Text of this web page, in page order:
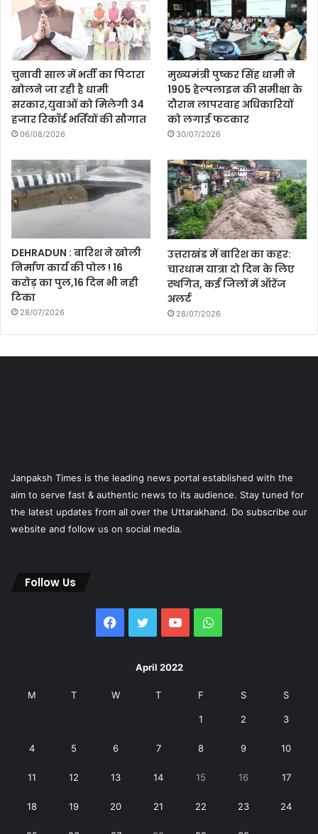
चुनावी साल में भर्ती का पिटारा
खोलने जा रही है धामी
सरकार,युवाओं को मिलेगी 34
हजार रिकॉर्ड भर्तियों की सौगात
06/08/2026
मुख्यमंत्री पुष्कर सिंह धामी ने
1905 हेल्पलाइन की समीक्षा के
दौरान लापरवाह अधिकारियों
को लगाई फटकार
30/07/2026
DEHRADUN : बारिश ने खोली
निर्माण कार्य की पोल ! 16
करोड़ का पुल,16 दिन भी नही
टिका
28/07/2026
उत्तराखंड में बारिश का कहर:
चारधाम यात्रा दो दिन के लिए
स्थगित, कई जिलों में ऑरेंज
अलर्ट
28/07/2026
Janpaksh Times is the leading news portal established with the
aim to serve fast & authentic news to its audience. Stay tuned for
the latest updates from all over the Uttarakhand. Do subscribe our
website and follow us on social media.
Follow Us
Facebook
Twitter YouTubeWhatsApp
April 2022
M T W T F S S
1 2 3
4 5 6 7 8 9 10
11 12 13 14 15 16 17
18 19 20 21 22 23 24